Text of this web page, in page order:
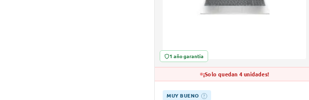
1 año garantía
¡Solo quedan 4 unidades!
MUY BUENO ?